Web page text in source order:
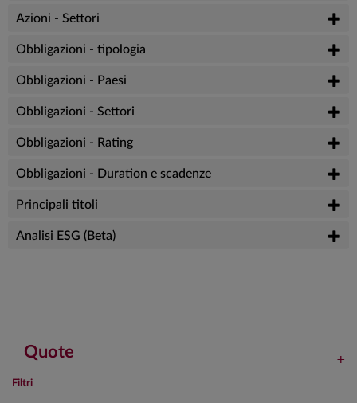
Azioni - Settori
Obbligazioni - tipologia
Obbligazioni - Paesi
Obbligazioni - Settori
Obbligazioni - Rating
Obbligazioni - Duration e scadenze
Principali titoli
Analisi ESG (Beta)
Quote
Filtri